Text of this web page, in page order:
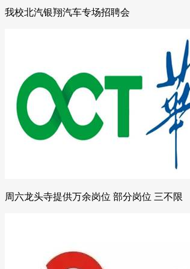
我校北汽银翔汽车专场招聘会
周六龙头寺提供万余岗位 部分岗位 三不限